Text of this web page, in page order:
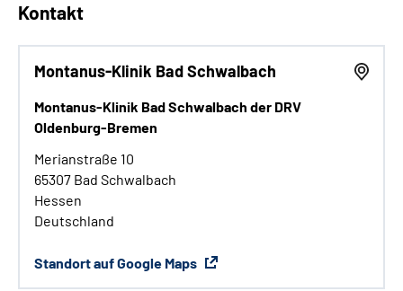
Kontakt
Montanus-Klinik Bad Schwalbach
Montanus-Klinik Bad Schwalbach der DRV
Oldenburg-Bremen
Merianstraße 10
65307 Bad Schwalbach
Hessen
Deutschland
Standort auf Google Maps